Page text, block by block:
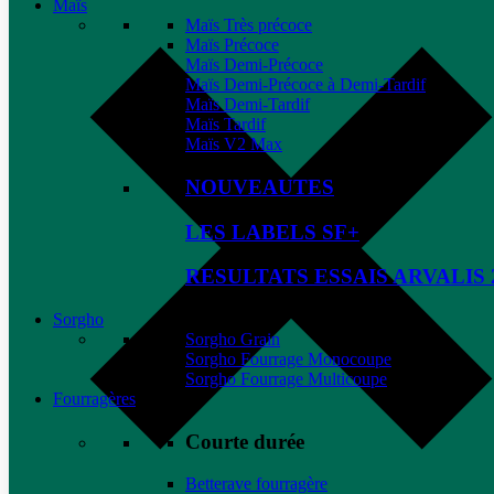
Maïs
Maïs Très précoce
Maïs Précoce
Maïs Demi-Précoce
Maïs Demi-Précoce à Demi-Tardif
Maïs Demi-Tardif
Maïs Tardif
Maïs V2 Max
NOUVEAUTES
LES LABELS SF+
RESULTATS ESSAIS ARVALIS
Sorgho
Sorgho Grain
Sorgho Fourrage Monocoupe
Sorgho Fourrage Multicoupe
Fourragères
Courte durée
Betterave fourragère